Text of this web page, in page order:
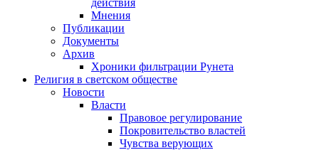
действия
Мнения
Публикации
Документы
Архив
Хроники фильтрации Рунета
Религия в светском обществе
Новости
Власти
Правовое регулирование
Покровительство властей
Чувства верующих